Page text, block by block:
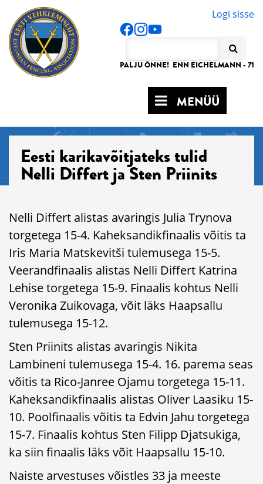
Logi sisse
PALJU ÕNNE! ENN EICHELMANN - 71
MENÜÜ
Eesti karikavõitjateks tulid
Nelli Differt ja Sten Priinits
Nelli Differt alistas avaringis Julia Trynova
torgetega 15-4. Kaheksandikfinaalis võitis ta
Iris Maria Matskevitši tulemusega 15-5.
Veerandfinaalis alistas Nelli Differt Katrina
Lehise torgetega 15-9. Finaalis kohtus Nelli
Veronika Zuikovaga, võit läks Haapsallu
tulemusega 15-12.
Sten Priinits alistas avaringis Nikita
Lambineni tulemusega 15-4. 16. parema seas
võitis ta Rico-Janree Ojamu torgetega 15-11.
Kaheksandikfinaalis alistas Oliver Laasiku 15-
10. Poolfinaalis võitis ta Edvin Jahu torgetega
15-7. Finaalis kohtus Sten Filipp Djatsukiga,
ka siin finaalis läks võit Haapsallu 15-10.
Naiste arvestuses võistles 33 ja meeste